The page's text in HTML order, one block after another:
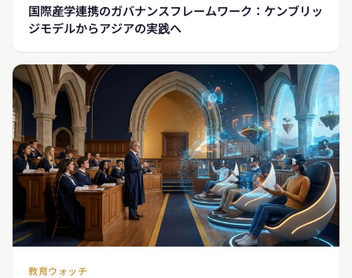
国際産学連携のガバナンスフレームワーク：ケンブリッ
ジモデルからアジアの実践へ
教育ウォッチ